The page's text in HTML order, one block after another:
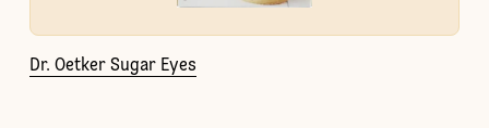
Dr. Oetker Sugar Eyes